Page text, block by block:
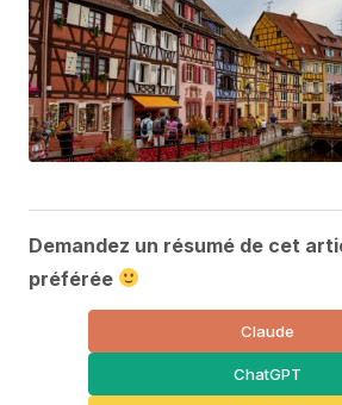
Demandez un résumé de cet
préférée
Claude
ChatGPT